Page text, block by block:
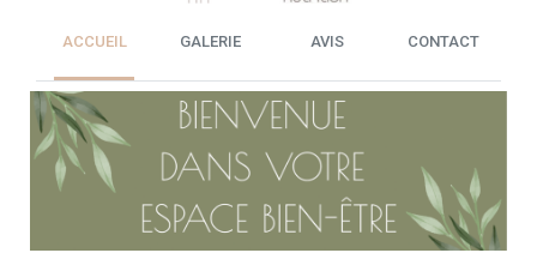
ACCUEIL GALERIE AVIS CONTACT